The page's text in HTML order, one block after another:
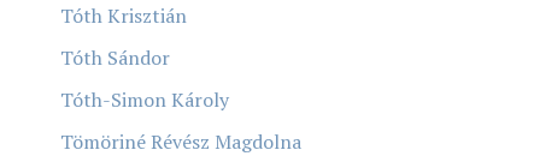
Tóth Krisztián
Tóth Sándor
Tóth-Simon Károly
Tömöriné Révész Magdolna